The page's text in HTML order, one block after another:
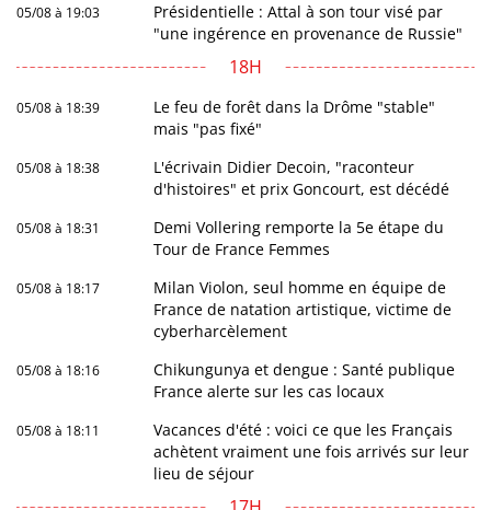
05/08 à 19:03
Présidentielle : Attal à son tour visé par
"une ingérence en provenance de Russie"
18H
05/08 à 18:39
Le feu de forêt dans la Drôme "stable"
mais "pas fixé"
05/08 à 18:38
L'écrivain Didier Decoin, "raconteur
d'histoires" et prix Goncourt, est décédé
05/08 à 18:31
Demi Vollering remporte la 5e étape du
Tour de France Femmes
05/08 à 18:17
Milan Violon, seul homme en équipe de
France de natation artistique, victime de
cyberharcèlement
05/08 à 18:16
Chikungunya et dengue : Santé publique
France alerte sur les cas locaux
05/08 à 18:11
Vacances d'été : voici ce que les Français
achètent vraiment une fois arrivés sur leur
lieu de séjour